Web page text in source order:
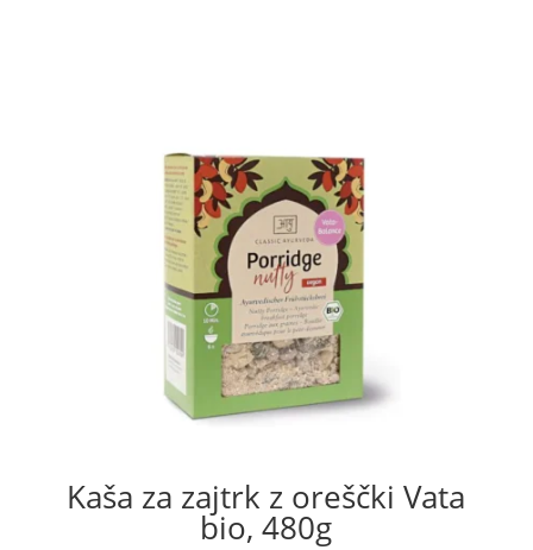
Kaša za zajtrk z oreščki Vata
bio, 480g